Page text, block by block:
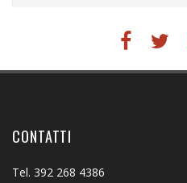
CONTATTI
Tel. 392 268 4386